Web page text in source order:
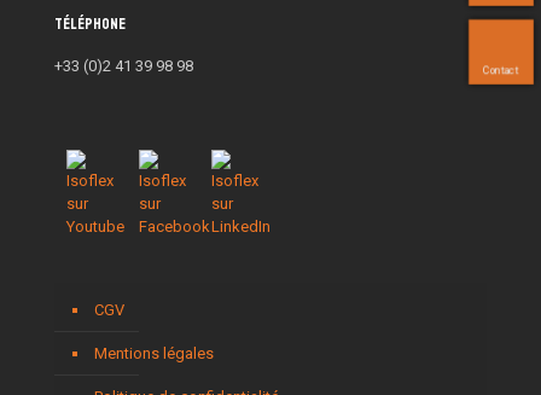
Téléphone
+33 (0)2 41 39 98 98
CGV
Mentions légales
Contact